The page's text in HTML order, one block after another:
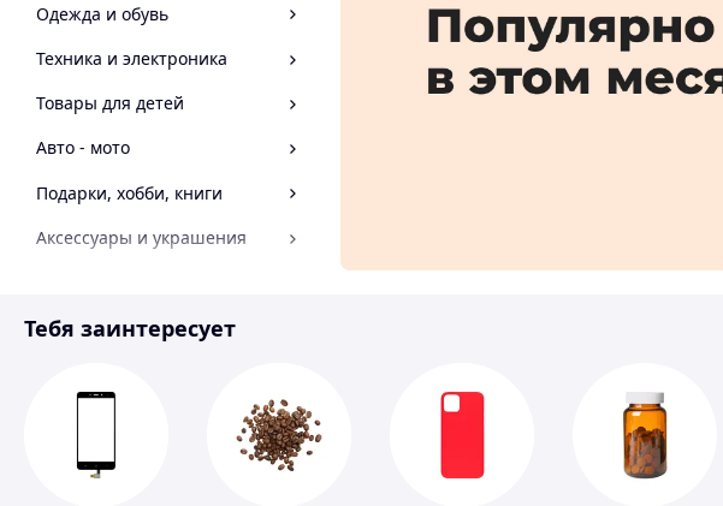
Одежда и обувь
Техника и электроника
Товары для детей
Авто - мото
Подарки, хобби, книги
Аксессуары и украшения
Спорт и отдых
Тебя заинтересует